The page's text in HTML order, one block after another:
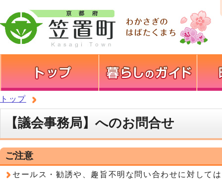
トップ
【議会事務局】へのお問合せ
ご注意
セールス・勧誘や、趣旨不明な問い合わせに対して